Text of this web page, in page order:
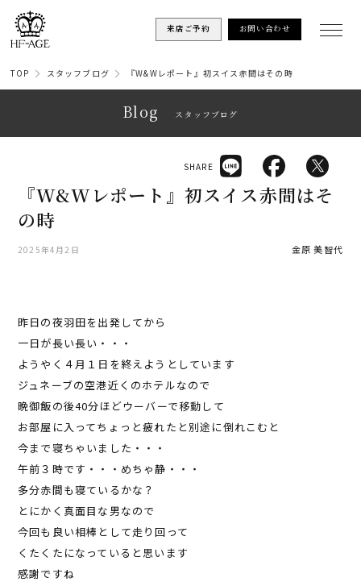
来店ご予約 お問い合わせ
TOP スタッフブログ 『W&Wレポート』初スイス赤間はその時
Blog スタッフブログ
『W&Wレポート』初スイス赤間はそ
の時
2025年4月2日 金原 美智代
SHARE
昨日の夜羽田を出発してから
一日が長い長い・・・
ようやく４月１日を終えようとしています
ジュネーブの空港近くのホテルなので
晩御飯の後40分ほどウーバーで移動して
お部屋に入ってちょっと疲れたと別途に倒れこむと
今まで寝ちゃいました・・・
午前３時です・・・めちゃ静・・・
多分赤間も寝ているかな？
とにかく真面目な男なので
今回も良い相棒として走り回って
くたくたになっていると思います
感謝ですね